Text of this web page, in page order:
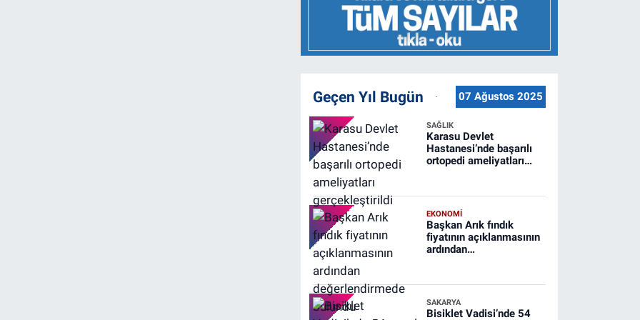
Geçen Yıl Bugün 07 Ağustos 2025
SAĞLIK
Karasu Devlet
Hastanesi’nde başarılı
ortopedi ameliyatları
EKONOMİ
Başkan Arık fındık
fiyatının açıklanmasının
ardından
SAKARYA
Bisiklet Vadisi’nde 54